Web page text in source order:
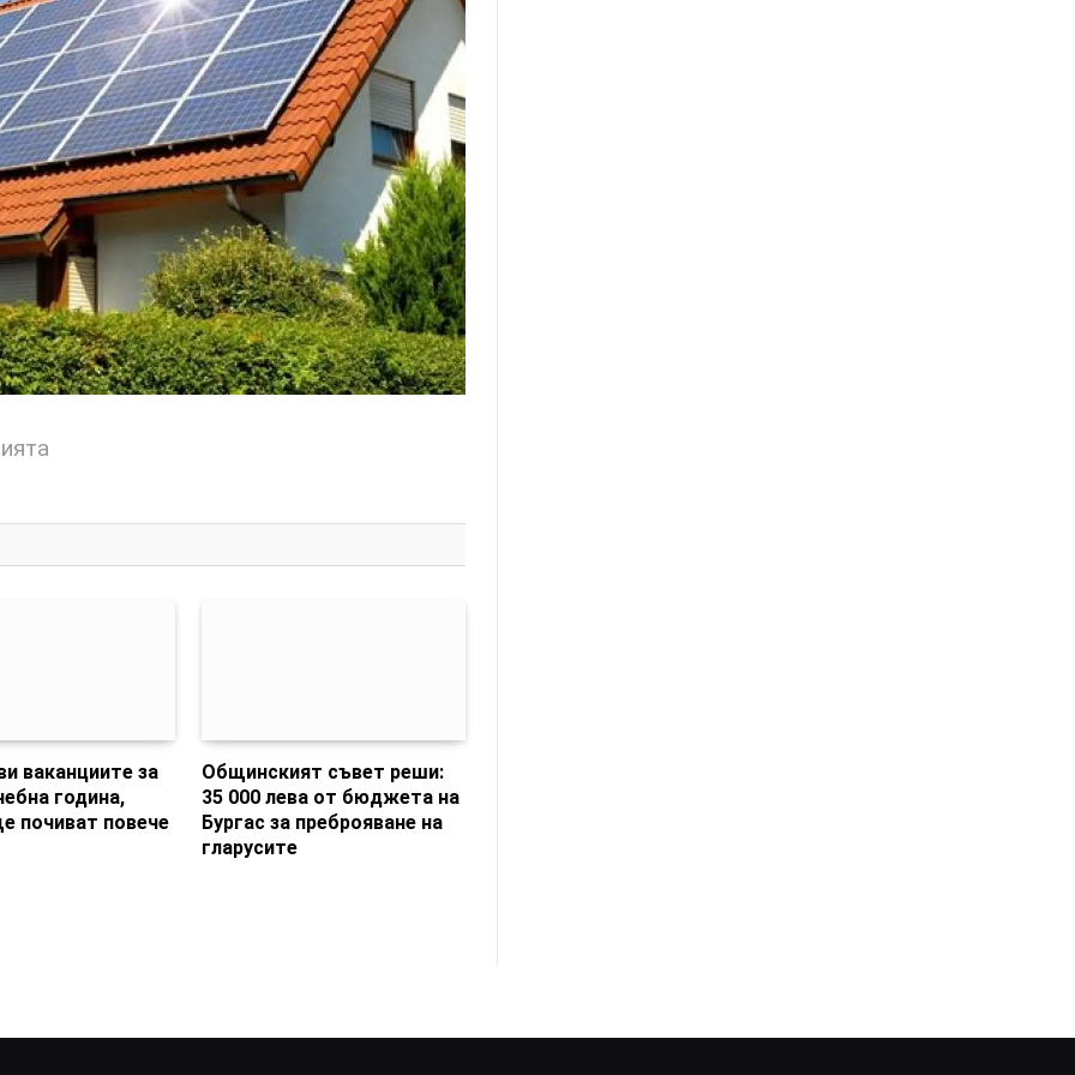
ваканциите за
година,
почиват повече
Общинският съвет реши:
35 000 лева от бюджета на
Бургас за преброяване на
гларусите